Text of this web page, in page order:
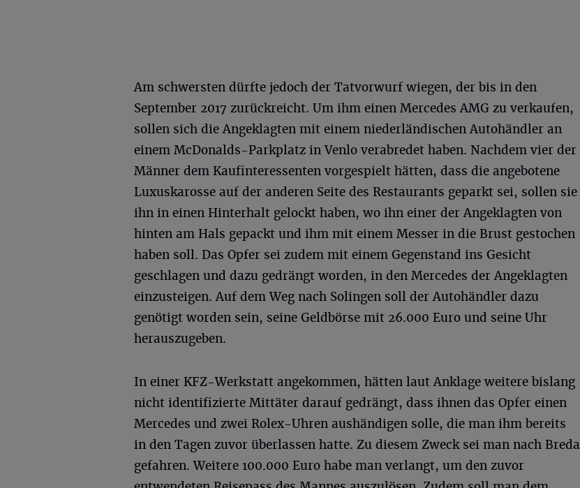
Am schwersten dürfte jedoch der Tatvorwurf wiegen, der bis in den
September 2017 zurückreicht. Um ihm einen Mercedes AMG zu verkaufen,
sollen sich die Angeklagten mit einem niederländischen Autohändler an
einem McDonalds-Parkplatz in Venlo verabredet haben. Nachdem vier der
Männer dem Kaufinteressenten vorgespielt hätten, dass die angebotene
Luxuskarosse auf der anderen Seite des Restaurants geparkt sei, sollen sie
ihn in einen Hinterhalt gelockt haben, wo ihn einer der Angeklagten von
hinten am Hals gepackt und ihm mit einem Messer in die Brust gestochen
haben soll. Das Opfer sei zudem mit einem Gegenstand ins Gesicht
geschlagen und dazu gedrängt worden, in den Mercedes der Angeklagten
einzusteigen. Auf dem Weg nach Solingen soll der Autohändler dazu
genötigt worden sein, seine Geldbörse mit 26.000 Euro und seine Uhr
herauszugeben.
In einer KFZ-Werkstatt angekommen, hätten laut Anklage weitere bislang
nicht identifizierte Mittäter darauf gedrängt, dass ihnen das Opfer einen
Mercedes und zwei Rolex-Uhren aushändigen solle, die man ihm bereits
in den Tagen zuvor überlassen hatte. Zu diesem Zweck sei man nach Breda
gefahren. Weitere 100.000 Euro habe man verlangt, um den zuvor